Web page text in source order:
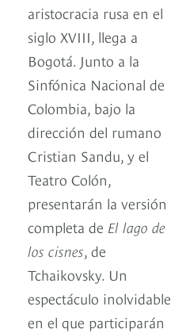
aristocracia rusa en el
siglo XVIII, llega a
Bogotá. Junto a la
Sinfónica Nacional de
Colombia, bajo la
dirección del rumano
Cristian Sandu, y el
Teatro Colón,
presentarán la versión
completa de El lago de
los cisnes, de
Tchaikovsky. Un
espectáculo inolvidable
en el que participarán